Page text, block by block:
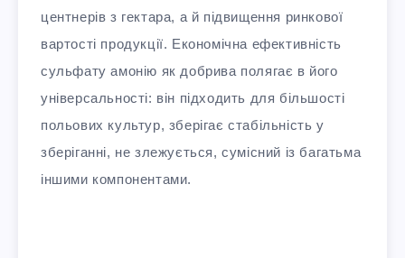
центнерів з гектара, а й підвищення ринкової
вартості продукції. Економічна ефективність
сульфату амонію як добрива полягає в його
універсальності: він підходить для більшості
польових культур, зберігає стабільність у
зберіганні, не злежується, сумісний із багатьма
іншими компонентами.